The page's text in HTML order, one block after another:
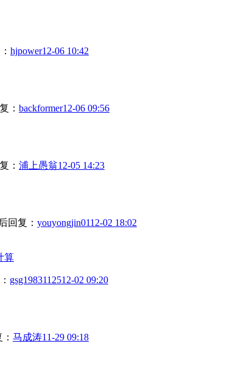
hjpower12-06 10:42
： backformer12-06 09:56
： 浦上愚翁12-05 14:23
回复： youyongjin0112-02 18:02
算
gsg1983112512-02 09:20
马成涛11-29 09:18